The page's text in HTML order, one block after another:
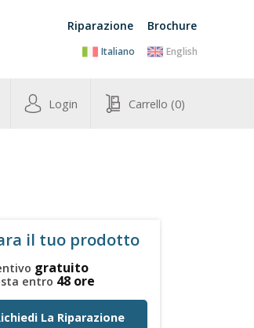
Riparazione Brochure
Italiano English
Login Carrello (0)
il tuo prodotto
gratuito
entro 48 ore
La Riparazione